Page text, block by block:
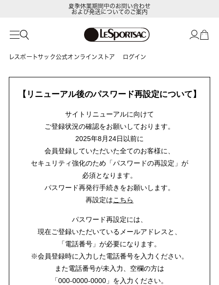
夏季休業期間中のお問い合わせ
および発送についてのご案内
レスポートサック公式オンラインストア ログイン
【リニューアル後のパスワード再設定について】
サイトリニューアルに向けて
ご登録状況の確認をお願いしております。
2025年8月24日以前に
会員登録していただいた全てのお客様に、
セキュリティ強化のため「パスワードの再設定」が
必須となります。
パスワード再発行手続きをお願いします。
再設定はこちら
パスワード再設定には、
現在ご登録いただいているメールアドレスと、
「電話番号」が必要になります。
※会員登録時に入力した電話番号を入力ください。
また電話番号が未入力、空欄の方は
「000-0000-0000」を入力ください。